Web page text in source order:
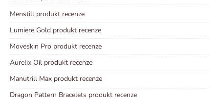
Menstill produkt recenze
Lumiere Gold produkt recenze
Moveskin Pro produkt recenze
Aurelix Oil produkt recenze
Manutrill Max produkt recenze
Dragon Pattern Bracelets produkt recenze